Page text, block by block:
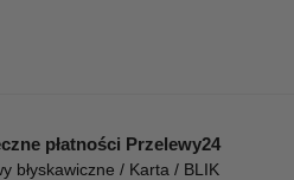
płatności Przelewy24
błyskawiczne / Karta / BLIK